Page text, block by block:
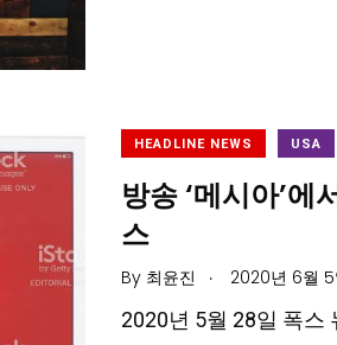
HEADLINE NEWS USA
방송 ‘메시아’
스
By 최윤진 . 2020년 6월 5
2020년 5월 28일 폭스